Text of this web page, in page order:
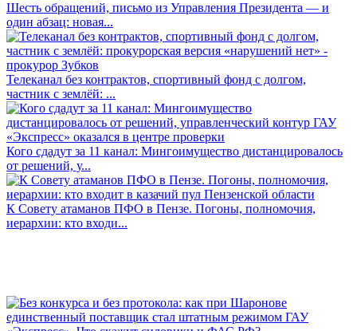
Шесть обращений, письмо из Управления Президента — и
один абзац: новая...
Телеканал без контрактов, спортивный фонд с долгом,
частник с землёй: ...
Кого сдадут за 11 канал: Мингоимущество дистанцировалось
от решений, у...
К Совету атаманов ПФО в Пензе. Погоны, полномочия,
иерархии: кто входи...